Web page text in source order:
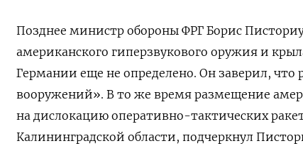
Позднее министр обороны ФРГ Борис
американского гиперзвукового оружия и
Германии еще не определено. Он заверил, что
вооружений». В то же время размещение
на дислокацию оперативно-тактических
Калининградской области, подчеркнул